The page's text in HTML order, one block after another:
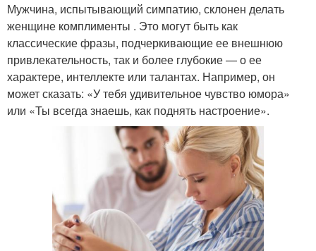
Мужчина, испытывающий симпатию, склонен делать
женщине комплименты . Это могут быть как
классические фразы, подчеркивающие ее внешнюю
привлекательность, так и более глубокие — о ее
характере, интеллекте или талантах. Например, он
может сказать: «У тебя удивительное чувство юмора»
или «Ты всегда знаешь, как поднять настроение».